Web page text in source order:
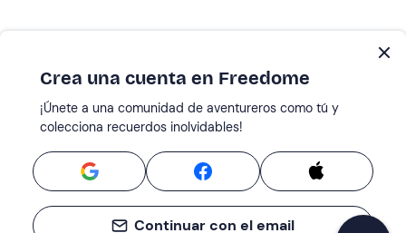
Crea una cuenta en Freedome
¡Únete a una comunidad de aventureros como tú y
colecciona recuerdos inolvidables!
Continuar con el email